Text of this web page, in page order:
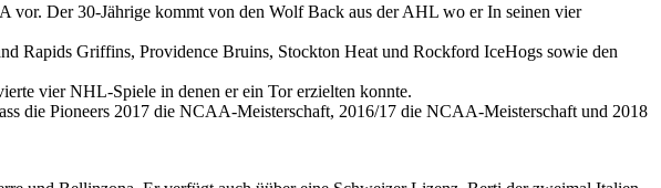
vor. Der 30-Jährige kommt von den Wolf Back aus der AHL wo er In seinen vier
Rapids Griffins, Providence Bruins, Stockton Heat und Rockford IceHogs sowie den
vier NHL-Spiele in denen er ein Tor erzielten konnte.
die Pioneers 2017 die NCAA-Meisterschaft, 2016/17 die NCAA-Meisterschaft und 2018